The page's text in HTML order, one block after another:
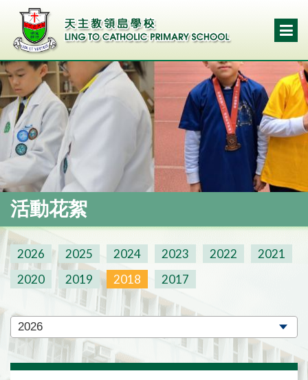
活動花絮
2026 2025 2024 2023 2022
2021
2020
2019 2018 2017